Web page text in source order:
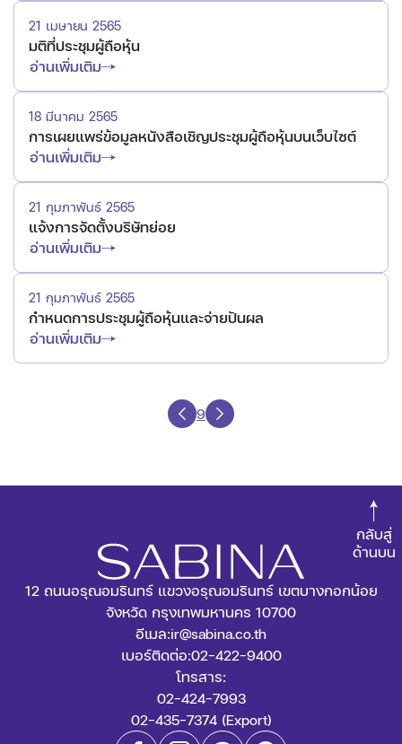
21 เมษายน 2565
มติที่ประชุมผู้ถือหุ้น
อ่านเพิ่มเติม
18 มีนาคม 2565
การเผยแพร่ข้อมูลหนังสือเชิญประชุมผู้ถือหุ้นบนเว็บไซต์
อ่านเพิ่มเติม
21 กุมภาพันธ์ 2565
แจ้งการจัดตั้งบริษัทย่อย
อ่านเพิ่มเติม
21 กุมภาพันธ์ 2565
กำหนดการประชุมผู้ถือหุ้นและจ่ายปันผล
อ่านเพิ่มเติม
9
12 ถนนอรุณอมรินทร์ แขวงอรุณอมรินทร์ เขตบางกอกน้อย
จังหวัด กรุงเทพมหานคร 10700
อีเมล:ir@sabina.co.th
เบอร์ติดต่อ:02-422-9400
โทรสาร:
02-424-7993
02-435-7374 (Export)
กลับสู่
ด้านบน